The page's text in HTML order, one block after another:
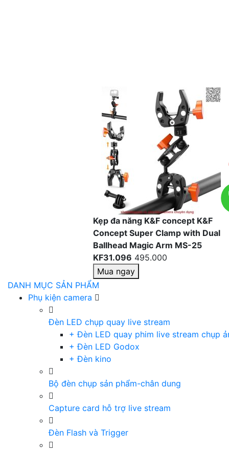
Kẹp đa năng K&F concept K&F
Concept Super Clamp with Dual
Ballhead Magic Arm MS-25
KF31.096 495.000
Mua ngay
DANH MỤC SẢN PHẨM
Phụ kiện camera
Đèn LED chụp quay live stream
+ Đèn LED quay phim live stream chụp
+ Đèn LED Godox
+ Đèn kino
Bộ đèn chụp sản phẩm-chân dung
Capture card hỗ trợ live stream
Đèn Flash và Trigger